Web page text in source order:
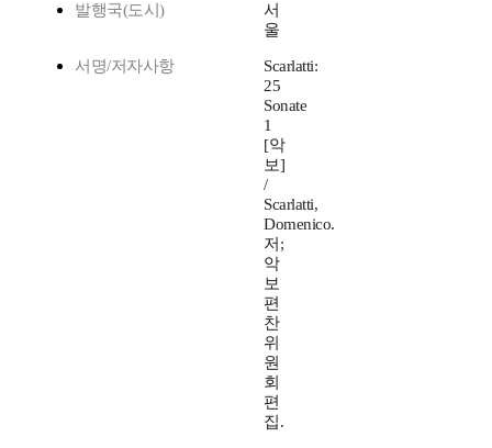
발행국(도시)
서
울
서명/저자사항
Scarlatti:
25
Sonate
1
[악
보]
/
Scarlatti,
Domenico.
저;
악
보
편
찬
위
원
회
편
집.